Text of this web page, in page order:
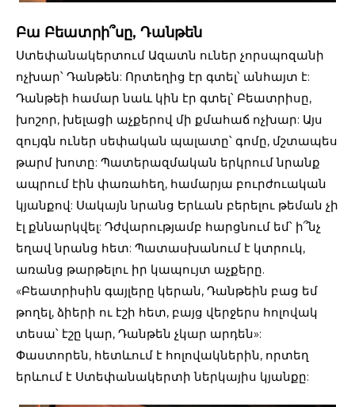
Բա Բեատրի՞սը, Դանթեն
Ստեփանակերտում Ազատն ուներ չորսպոզանի
ոչխար՝ Դանթեն: Որտեղից էր գտել՝ անհայտ է:
Դանթեի համար նաև կին էր գտել՝ Բեատրիսը,
խոշոր, խելացի աչքերով մի քմահաճ ոչխար: Այս
զույգն ուներ սեփական պալատը՝ գոմը, մշտապես
թարմ խոտը: Պատերազմական երկրում նրանք
ապրում էին փառահեղ, համարյա բուրժուական
կյանքով: Սակայն նրանց Երևան բերելու թեման չի
էլ քննարկվել: Դժվարությամբ հարցնում եմ՝ ի՞նչ
եղավ նրանց հետ: Պատասխանում է կտրուկ,
առանց թարթելու իր կապույտ աչքերը.
«Բեատրիսին գայլերը կերան, Դանթեին բաց եմ
թողել, ձիերի ու էշի հետ, բայց վերջերս հոլովակ
տեսա՝ էշը կար, Դանթեն չկար արդեն»:
Փաստորեն, հետևում է հոլովակներին, որտեղ
երևում է Ստեփանակերտի ներկայիս կյանքը: